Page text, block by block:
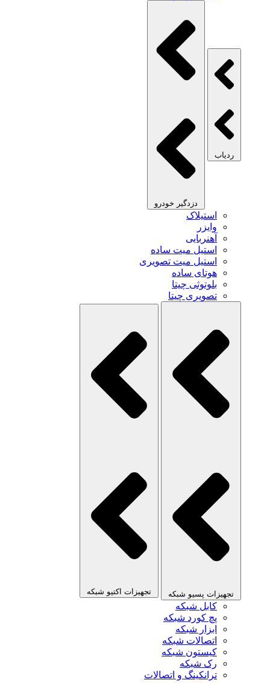
ردیاب
دزدگیر خودرو
استیلاک
وایزر
آهنربایی
استیل میت ساده
استیل میت تصویری
هوتای ساده
بلوتوثی چیتا
تصویری چیتا
تجهیزات پسیو شبکه تجهیزات اکتیو شبکه
کابل شبکه
پچ کورد شبکه
ابزار شبکه
اتصالات شبکه
کیستون شبکه
رک شبکه
ترانکینگ و اتصالات